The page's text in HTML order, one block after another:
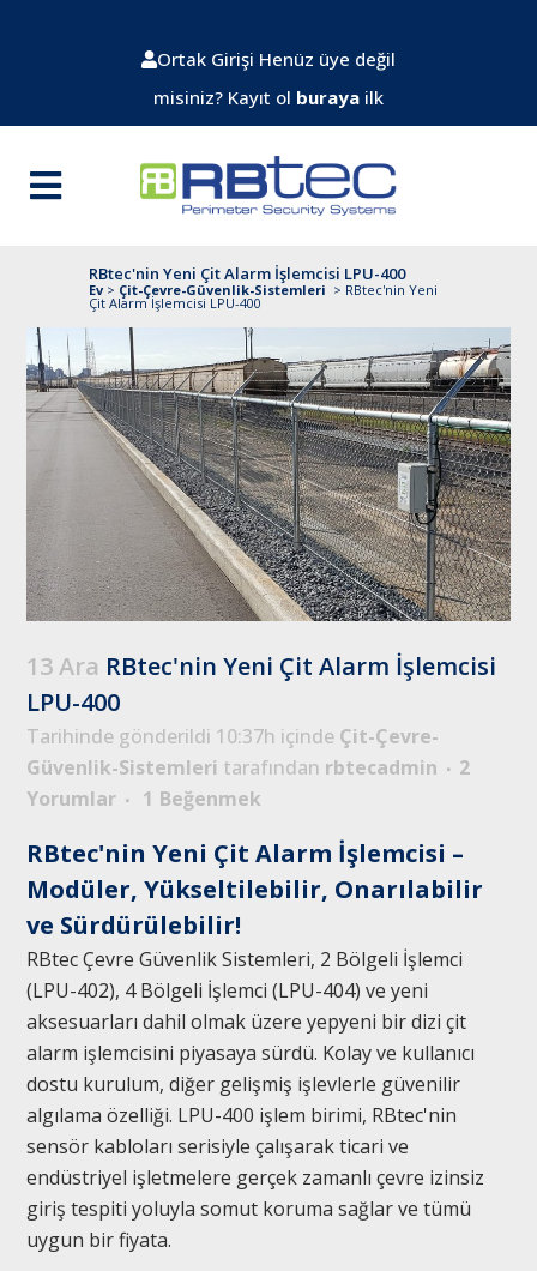
Ortak Girişi Henüz üye değil
misiniz? Kayıt ol buraya ilk
RBtec'nin Yeni Çit Alarm İşlemcisi LPU-400
Ev > Çit-Çevre-Güvenlik-Sistemleri > RBtec'nin Yeni
Çit Alarm İşlemcisi LPU-400
13 Ara RBtec'nin Yeni Çit Alarm İşlemcisi
LPU-400
Tarihinde gönderildi 10:37h içinde Çit-Çevre-
Güvenlik-Sistemleri tarafından rbtecadmin
2
Yorumlar
1 Beğenmek
RBtec'nin Yeni Çit Alarm İşlemcisi –
Modüler, Yükseltilebilir, Onarılabilir
ve Sürdürülebilir!
RBtec Çevre Güvenlik Sistemleri, 2 Bölgeli İşlemci
(LPU-402), 4 Bölgeli İşlemci (LPU-404) ve yeni
aksesuarları dahil olmak üzere yepyeni bir dizi çit
alarm işlemcisini piyasaya sürdü. Kolay ve kullanıcı
dostu kurulum, diğer gelişmiş işlevlerle güvenilir
algılama özelliği. LPU-400 işlem birimi, RBtec'nin
sensör kabloları serisiyle çalışarak ticari ve
endüstriyel işletmelere gerçek zamanlı çevre izinsiz
giriş tespiti yoluyla somut koruma sağlar ve tümü
uygun bir fiyata.